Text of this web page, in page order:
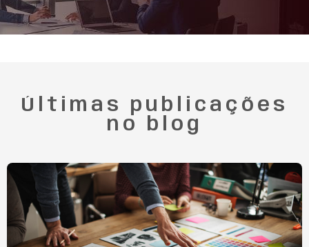
Últimas publicações
no blog